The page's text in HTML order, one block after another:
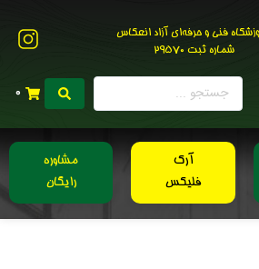
فنی و حرفه‌ای آزاد انعکاس
شماره ثبت 29570
0
آرک
فلیکس
مشاوره
رایگان